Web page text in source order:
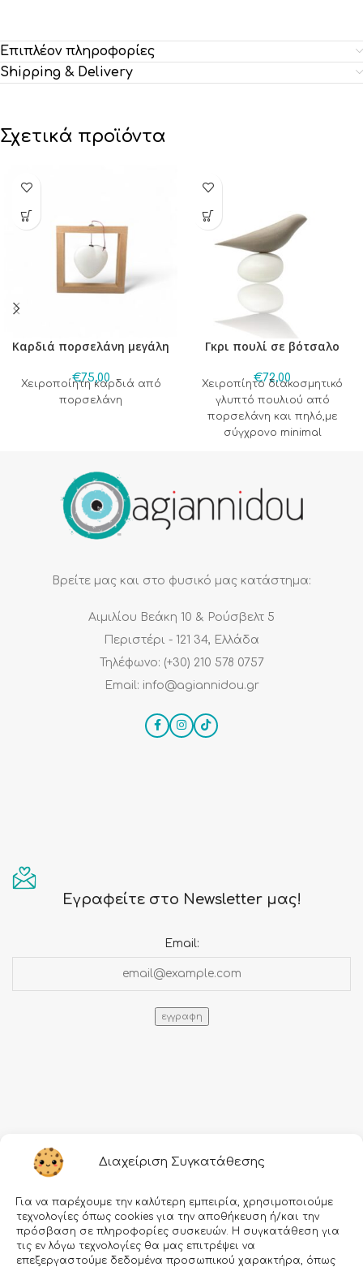
Διαχείριση Συγκατάθεσης
Για να παρέχουμε την καλύτερη εμπειρία, χρησιμοποιούμε
τεχνολογίες όπως cookies για την αποθήκευση ή/και την
πρόσβαση σε πληροφορίες συσκευών. Η συγκατάθεση για
τις εν λόγω τεχνολογίες θα μας επιτρέψει να
επεξεργαστούμε δεδομένα προσωπικού χαρακτήρα, όπως
Επιπλέον πληροφορίες
Shipping & Delivery
Σχετικά προϊόντα
Καρδιά πορσελάνη μεγάλη
€75,00
Χειροποίητη καρδιά από
πορσελάνη
Γκρι πουλί σε βότσαλο
€72,00
Χειροπίητο διακοσμητικό
γλυπτό πουλιού από
πορσελάνη και πηλό,με
σύγχρονο minimal
υλικά και καλλιτεχνική
αισθητική,προσφέροντας
Βρείτε μας και στο φυσικό μας κατάστημα:
Αιμιλίου Βεάκη 10 & Ρούσβελτ 5
Περιστέρι - 121 34, Ελλάδα
Τηλέφωνο: (+30) 210 578 0757
Email: info@agiannidou.gr
Εγραφείτε στο Newsletter μας!
Email:
Τρόποι πληρωμής
Όροι χρήσης
Προσωπικά δεδομένα